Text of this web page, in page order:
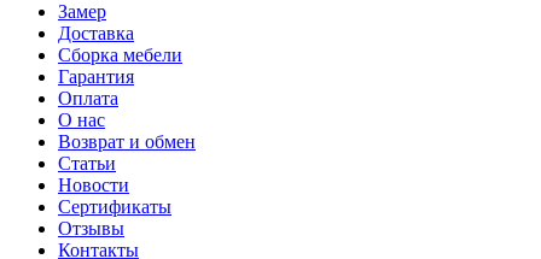
Замер
Доставка
Сборка мебели
Гарантия
Оплата
О нас
Возврат и обмен
Статьи
Новости
Сертификаты
Отзывы
Контакты